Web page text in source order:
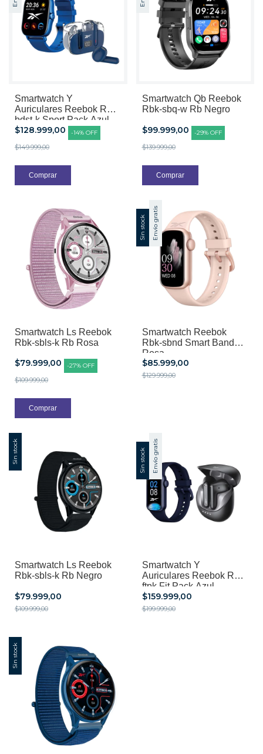
Smartwatch Y
Auriculares Reebok Rbk-
bdst-k Sport Pack Azul
$128.999,00 -14% OFF
$149.999,00
Smartwatch Qb Reebok
Rbk-sbq-w Rb Negro
$99.999,00 -29% OFF
$139.999,00
Smartwatch Ls Reebok
Rbk-sbls-k Rb Rosa
$79.999,00 -27% OFF
$109.999,00
Sin stock Envío gratis
Smartwatch Reebok
Rbk-sbnd Smart Band
Rosa
$85.999,00
$129.999,00
Sin stock
Smartwatch Ls Reebok
Rbk-sbls-k Rb Negro
$79.999,00
$109.999,00
Sin stock Envío gratis
Smartwatch Y
Auriculares Reebok Rbk-
ftpk Fit Pack Azul
$159.999,00
$199.999,00
Sin stock